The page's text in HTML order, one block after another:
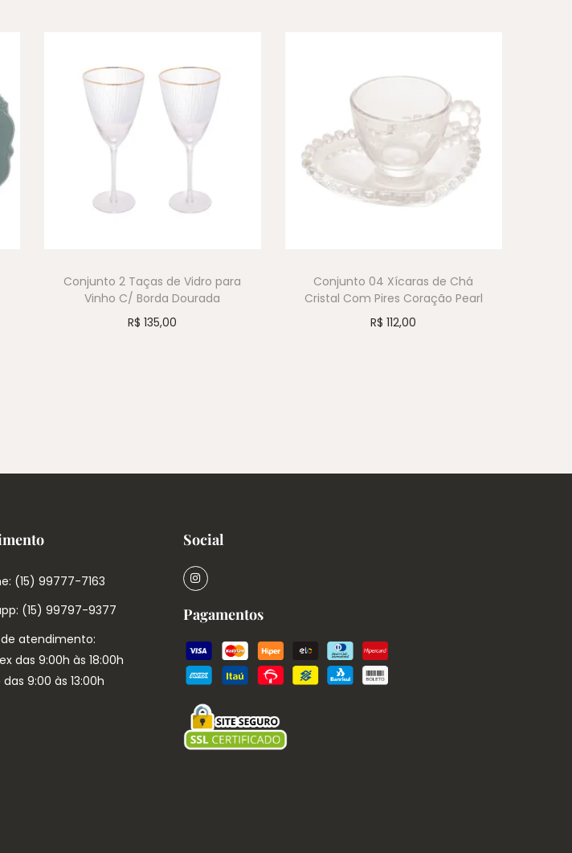
Conjunto 2 Taças de Vidro para
Vinho C/ Borda Dourada
R$ 135,00
Conjunto 04 Xícaras de Chá
Cristal Com Pires Coração Pearl
R$ 112,00
(15) 99777-7163
(15) 99797-9377
atendimento:
das 9:00h às 18:00h
9:00 às 13:00h
Social
Pagamentos